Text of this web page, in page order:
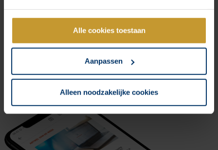
Alle cookies toestaan
Aanpassen
Alleen noodzakelijke cookies
bisschen mehr Tiefe geben. Dabei achten wir stets darauf,
dass ihr dies sofort in die Praxis umsetzen könnt und
wirklich davon profitiert.
Ja, ich möchte es unbedingt erhalten